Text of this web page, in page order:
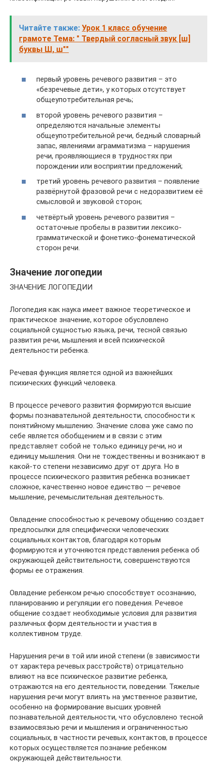
Читайте также: Урок 1 класс обучение
грамоте Тема: " Твердый согласный звук [ш]
буквы Ш, ш""
первый уровень речевого развития – это
«безречевые дети», у которых отсутствует
общеупотребительная речь;
второй уровень речевого развития –
определяются начальные элементы
общеупотребительной речи, бедный словарный
запас, явлениями аграмматизма – нарушения
речи, проявляющиеся в трудностях при
порождении или восприятии предложений;
третий уровень речевого развития – появление
развёрнутой фразовой речи с недоразвитием её
смысловой и звуковой сторон;
четвёртый уровень речевого развития –
остаточные пробелы в развитии лексико-
грамматической и фонетико-фонематической
сторон речи.
Значение логопедии
ЗНАЧЕНИЕ ЛОГОПЕДИИ
Логопедия как наука имеет важное теоретическое и
практическое значение, которое обусловлено
социальной сущностью языка, речи, тесной связью
развития речи, мышления и всей психической
деятельности ребенка.
Речевая функция является одной из важнейших
психических функций человека.
В процессе речевого развития формируются высшие
формы познавательной деятельности, способности к
понятийному мышлению. Значение слова уже само по
себе является обобщением и в связи с этим
представляет собой не только единицу речи, но и
единицу мышления. Они не тождественны и возникают в
какой-то степени независимо друг от друга. Но в
процессе психического развития ребенка возникает
сложное, качественно новое единство — речевое
мышление, речемыслительная деятельность.
Овладение способностью к речевому общению создает
предпосылки для специфически человеческих
социальных контактов, благодаря которым
формируются и уточняются представления ребенка об
окружающей действительности, совершенствуются
формы ее отражения.
Овладение ребенком речью способствует осознанию,
планированию и регуляции его поведения. Речевое
общение создает необходимые условия для развития
различных форм деятельности и участия в
коллективном труде.
Нарушения речи в той или иной степени (в зависимости
от характера речевых расстройств) отрицательно
влияют на все психическое развитие ребенка,
отражаются на его деятельности, поведении. Тяжелые
нарушения речи могут влиять на умственное развитие,
особенно на формирование высших уровней
познавательной деятельности, что обусловлено тесной
взаимосвязью речи и мышления и ограниченностью
социальных, в частности речевых, контактов, в процессе
которых осуществляется познание ребенком
окружающей действительности.